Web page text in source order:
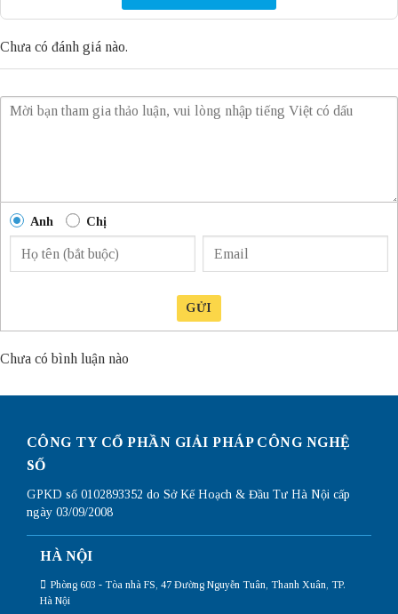
Chưa có đánh giá nào.
Anh Chị
GỬI
Chưa có bình luận nào
CÔNG TY CỔ PHẦN GIẢI PHÁP CÔNG NGHỆ
SỐ
GPKD số 0102893352 do Sở Kế Hoạch & Đầu Tư Hà Nội cấp
ngày 03/09/2008
HÀ NỘI
Phòng 603 - Tòa nhà FS, 47 Đường Nguyễn Tuân, Thanh Xuân, TP.
Hà Nội